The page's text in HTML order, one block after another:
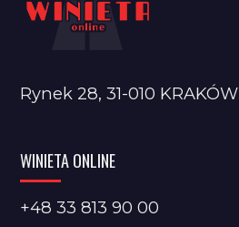
Rynek 28, 31-010 KRAKÓW
WINIETA ONLINE
+48 33 813 90 00